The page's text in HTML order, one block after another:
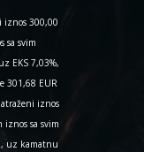
iznos 300,00
sa svim
EKS 7,03%,
301,68 EUR
iznos
sa svim
uz kamatnu